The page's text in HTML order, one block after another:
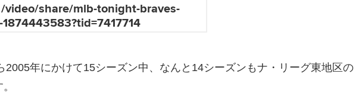
2005年にかけて15シーズン中、なんと14シーズンもナ・リーグ東地区の